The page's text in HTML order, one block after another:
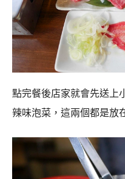
我們這次中午其實已經有
就只有想點中餐的優惠套
實單點牛肉拼盤也沒貴多
足，如果三人以上用餐，
我們這次原本想C套餐與
真的很不錯，A套餐的肉